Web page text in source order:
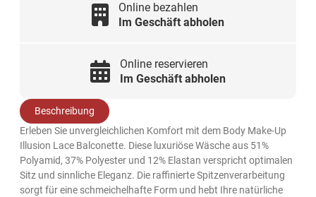
Online bezahlen
Im Geschäft abholen
Online reservieren
Im Geschäft abholen
Beschreibung
Erleben Sie unvergleichlichen Komfort mit dem Body Make-Up
Illusion Lace Balconette. Diese luxuriöse Wäsche aus 51%
Polyamid, 37% Polyester und 12% Elastan verspricht optimalen
Sitz und sinnliche Eleganz. Die raffinierte Spitzenverarbeitung
sorgt für eine schmeichelhafte Form und hebt Ihre natürliche